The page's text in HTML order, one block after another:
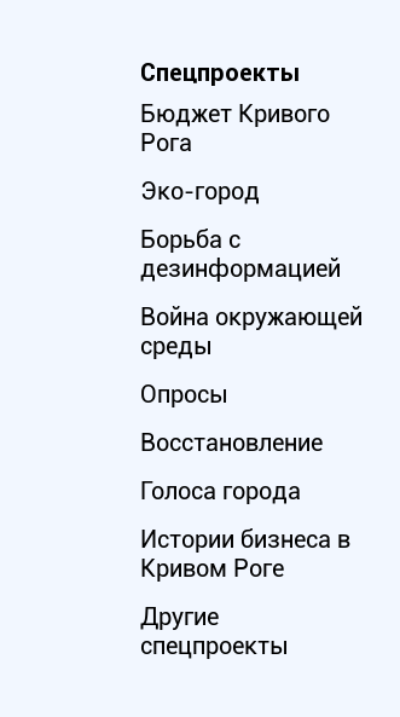
Спецпроекты
Бюджет Кривого
Рога
Эко-город
Борьба с
дезинформацией
Война окружающей
среды
Опросы
Восстановление
Голоса города
Истории бизнеса в
Кривом Роге
Другие
спецпроекты